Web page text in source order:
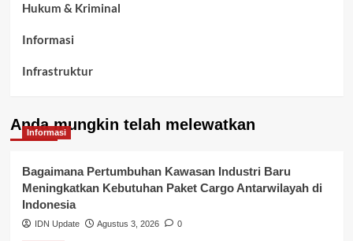
Hukum & Kriminal
Informasi
Infrastruktur
Kepegawaian & ASN Banyuasin
Kesehatan
Keuangan
Lalu Lintas
Anda mungkin telah melewatkan
Informasi
Bagaimana Pertumbuhan Kawasan Industri Baru
Meningkatkan Kebutuhan Paket Cargo Antarwilayah di
Indonesia
IDN Update Agustus 3, 2026 0